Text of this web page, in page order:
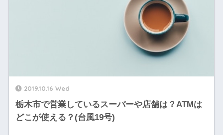
2019.10.16 Wed
栃木市で営業しているスーパーや店舗は？ATMは
どこが使える？(台風19号)